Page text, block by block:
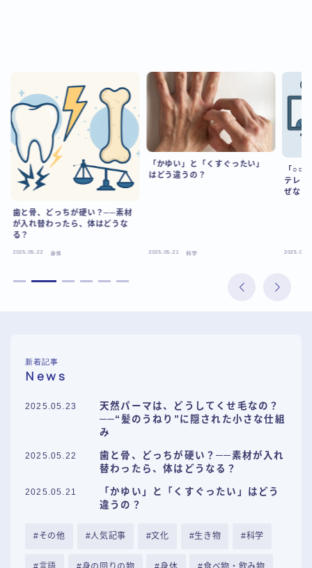
歯と骨、どっちが硬い？──素材
が入れ替わったら、体はどうな
る？
2025.05.22 身体
「かゆい」と「くすぐったい」
はどう違うの？
2025.05.21 科学
「○○
テレビ
ぜなく
新着記事
News
天然パーマは、どうしてくせ毛なの？
──“髪のうねり”に隠された小さな仕組
み
2025.05.23
歯と骨、どっちが硬い？──素材が入れ
替わったら、体はどうなる？
2025.05.22
「かゆい」と「くすぐったい」はどう
違うの？
2025.05.21
その他 人気記事 文化 生き物 科学